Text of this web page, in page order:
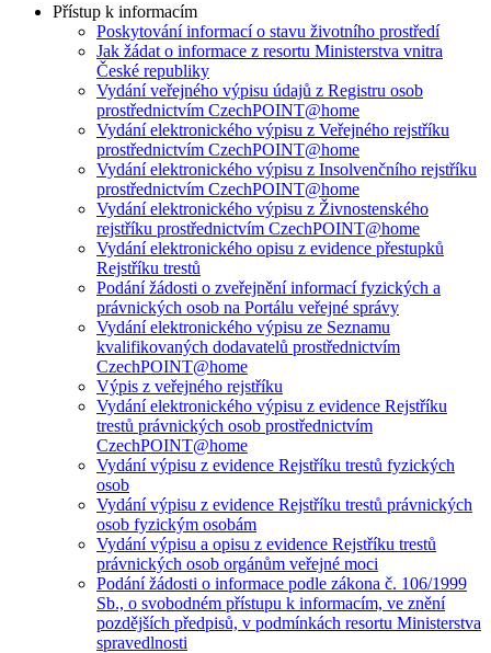
Přístup k informacím
Poskytování informací o stavu životního prostředí
Jak žádat o informace z resortu Ministerstva vnitra
České republiky
Vydání veřejného výpisu údajů z Registru osob
prostřednictvím CzechPOINT@home
Vydání elektronického výpisu z Veřejného rejstříku
prostřednictvím CzechPOINT@home
Vydání elektronického výpisu z Insolvenčního rejstříku
prostřednictvím CzechPOINT@home
Vydání elektronického výpisu z Živnostenského
rejstříku prostřednictvím CzechPOINT@home
Vydání elektronického opisu z evidence přestupků
Rejstříku trestů
Podání žádosti o zveřejnění informací fyzických a
právnických osob na Portálu veřejné správy
Vydání elektronického výpisu ze Seznamu
kvalifikovaných dodavatelů prostřednictvím
CzechPOINT@home
Výpis z veřejného rejstříku
Vydání elektronického výpisu z evidence Rejstříku
trestů právnických osob prostřednictvím
CzechPOINT@home
Vydání výpisu z evidence Rejstříku trestů fyzických
osob
Vydání výpisu z evidence Rejstříku trestů právnických
osob fyzickým osobám
Vydání výpisu a opisu z evidence Rejstříku trestů
právnických osob orgánům veřejné moci
Podání žádosti o informace podle zákona č. 106/1999
Sb., o svobodném přístupu k informacím, ve znění
pozdějších předpisů, v podmínkách resortu Ministerstva
spravedlnosti